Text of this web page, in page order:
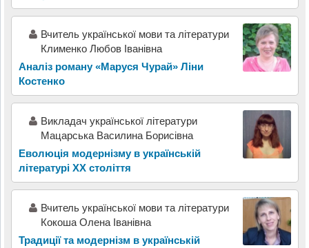
Вчитель української мови та літератури
Клименко Любов Іванівна
Аналіз роману «Маруся Чурай» Ліни
Костенко
Викладач української літератури
Мацарська Василина Борисівна
Еволюція модернізму в українській
літературі ХХ століття
Вчитель української мови та літератури
Кокоша Олена Іванівна
Традиції та модернізм в українській